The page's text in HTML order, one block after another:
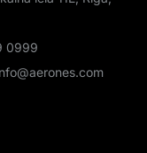
0999